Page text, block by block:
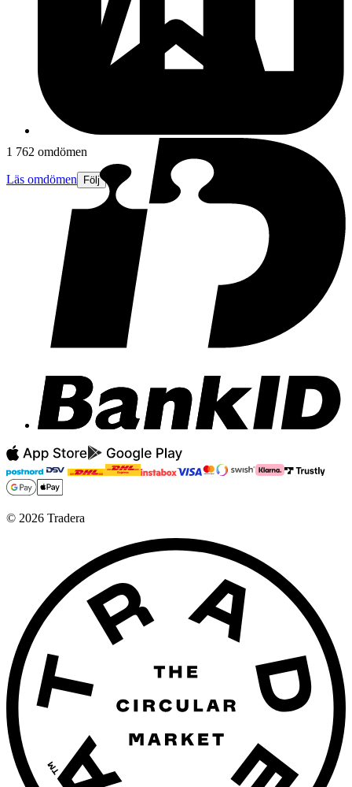
1 762 omdömen
Läs omdömen Följ
© 2026 Tradera